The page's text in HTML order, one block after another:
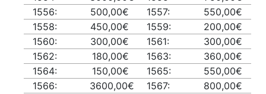
1556:
500,00€ 1557:
550,00€
1558:
450,00€ 1559:
200,00€
1560:
300,00€ 1561:
300,00€
1562:
180,00€ 1563:
360,00€
1564:
150,00€ 1565:
550,00€
1566:
3600,00€ 1567:
800,00€